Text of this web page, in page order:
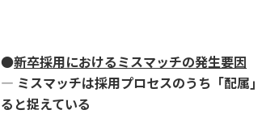
●新卒採用におけるミスマッチの発生要因
― ミスマッチは採用プロセスのうち「配属
ると捉えている